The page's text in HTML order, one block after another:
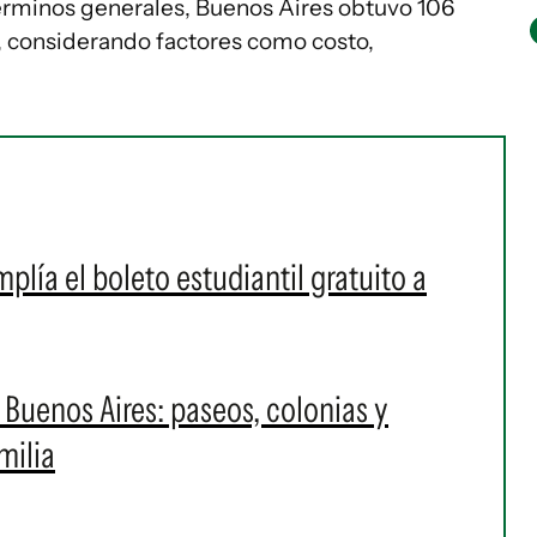
generales, Buenos Aires obtuvo 106
factores como costo,
el boleto estudiantil gratuito a
Aires: paseos, colonias y